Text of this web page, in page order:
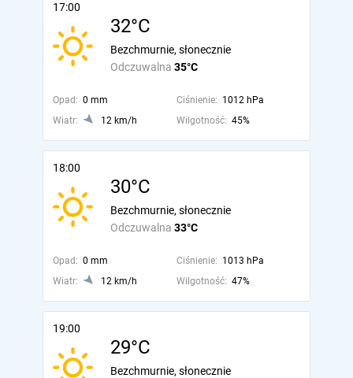
17:00
32°C
Odczuwalna 35°C
Bezchmurnie, słonecznie
Opad: 0 mm Ciśnienie: 1012 hPa
Wiatr:
12 km/h Wilgotność: 45%
18:00
30°C
Odczuwalna 33°C
Bezchmurnie, słonecznie
Opad: 0 mm Ciśnienie: 1013 hPa
Wiatr:
12 km/h Wilgotność: 47%
19:00
29°C
Bezchmurnie, słonecznie